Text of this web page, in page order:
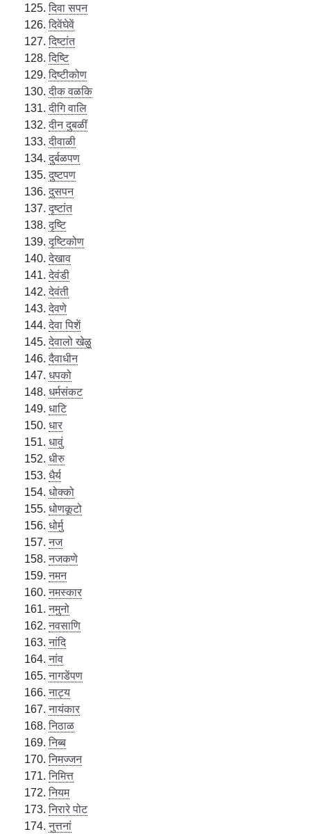
दिवा सपन
दिवेंघेवें
दिष्टांत
दिष्टि
दिष्टीकोण
दीक वळकि
दीगि वालि
दीन दुबळीं
दीवाळी
दुर्बळपण
दुष्टपण
दुसपन
दृष्टांत
दृष्टि
दृष्टिकोण
देखाव
देवंडी
देवंती
देवणे
देवा पिशें
देवालो खेळु
दैवाधीन
धपको
धर्मसंकट
धाटि
धार
धावुं
धीरु
धैर्य
धोक्को
धोणकूटो
धोर्मु
नज
नजकणे
नमन
नमस्कार
नमुनो
नवसाणि
नांदि
नांव
नागडेंपण
नाट्य
नायंकार
निठाळ
निब्ब
निमज्जन
निमित्त
नियम
निरारे पोट
नुत्तनां